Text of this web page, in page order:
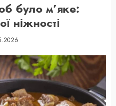
було м’яке:
ніжності